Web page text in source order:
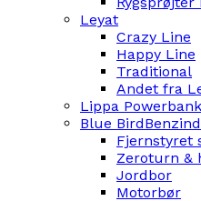
Leyat
Crazy Line
Happy Line
Traditional
Andet fra
Lippa
Blue Bird
Fjernstyret
Zeroturn &
Jordbor
Motorbør